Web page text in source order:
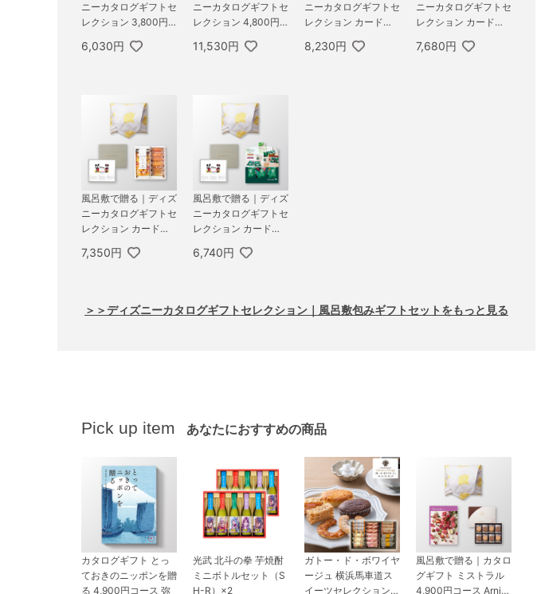
ニーカタログギフトセ
レクション 3,800円
シャンテール 極バー
6,030円
ニーカタログギフトセ
レクション 4,800円
SU HANDMADE くす
11,530円
ニーカタログギフトセ
レクション カードタ
ハッピー ＋ お茶漬け
8,230円
ニーカタログギフトセ
レクション カードタ
スマイル ＋ PREMIU
7,680円
風呂敷で贈る｜ディズ
ニーカタログギフトセ
レクション カードタ
スマイル ＋ ポップコ
7,350円
風呂敷で贈る｜ディズ
ニーカタログギフトセ
レクション カードタ
スマイル ＋ スターバ
ヒーギフトA
6,740円
＞＞ディズニーカタログギフトセレクション｜風呂敷包みギフトセットをもっと見る
Pick up item あなたにおすすめの商品
カタログギフト とっ
ておきのニッポンを贈
る 4,900円コース 弥
光武 北斗の拳 芋焼酎
ミニボトルセット（S
H-R）×2
ガトー・ド・ボワイヤ
ージュ 横浜馬車道ス
イーツセレクション 1
風呂敷で贈る｜カタロ
グギフト ミストラル
4,900円コース Arnic